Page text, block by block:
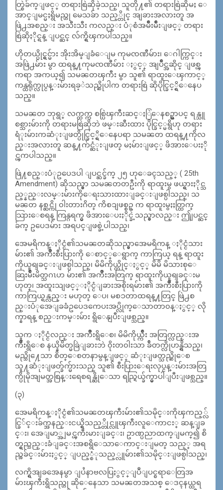
တ္စြဲခ်က္ျဖင့္ တရားစြဲဆိုခဲ့သည္၊ သူတို႔၏ တရားစြဲဆိုမႈ ေ
အာင္ျမင္မႈရွိမည္ဟု မေသခ်ာ သည့္တိုင္ အျခားအလားတူ အ
ဖြဲ႕အစည္း အသီးသီး ကလည္း ပံုစံအမ်ိဳးမ်ိဳးျဖင့္ တရား
စြဲဆိုႏိုင္ရန္ ျပင္ဆင္ လ်က္ရွိၾကပါသည္။
ဟိုတယ္ပိုင္ရွင္မ်ား အိုးအိမ္ျခံေျမ ကုမၸဏီမ်ား၊ ေဂါက္ကြင္း
အဖြဲ႕မ်ား မွာ ထရန္႔ကုမၸဏီမ်ား ႏွင့္ အျပိဳင္အဆိုင္ ျဖစ္ၾ
ကရာ အကယ္၍ သမၼတၾကီး မွာ သူ၏ ရာထူးေၾကာင့္
ကန္ထရိုက္လုပ္ငန္းမ်ားရခ့ဲသည္ဆိုပါက တရားစြဲ ဆိုပိုင္ခြင့္ရွိေနေပ
သည္။
သမၼတ ဘုရွ္ လက္ထက္က စစ္ပြဲၾကီးဆင္ႏြဲေနစဥ္မွာပင္ ရန္သူ
စစ္သားမ်ားကို တရားမစြဲဆိုဘဲ ဖမ္းဆီးထား ပိုင္ခြင့္မရွိဟု တရား
ရံုးမ်ားကဆံုးျဖတ္ပိုင္ခြင့္ရွိေနေပရာ သမၼတ ထရန္႔ကိုလ
ည္းအလားတူ ဆန္႔က်င္ဆံုးျဖတ္ မႈမ်ားျဖင့္ ဖိအားေပးႏို
င္ၾကပါသည္။
ဖြဲ႔စည္းပံုဥပေဒပါ ျပင္ဆင္ခ်က္ ၂၅ ဟုေခၚသည့္ ( 25th
Amendment) ဆိုသည္မွာ သမၼတတဦးကို ရာထူးမွ ဖယ္ရွားႏိုင္သ
ည့္နည္းလမ္းမ်ားကိုေရးသားထားျခင္းျဖစ္ပါသည္၊ သ
မၼတ နစ္ဆင္ကို ၀ါးတားဂိတ္ ကိစၥျဖစ္စဥ္ က ရာထူးမွႏႈတ္ထြက္
သြားေစရန္ ကြန္ဂရက္မွ ဖိအားေပးႏိုင္ခဲ့သည္မွာလည္း ဤျပင္ဆင္
ခ်က္ ဥပေဒမ်ား အရပင္ျဖစ္ခဲ့ပါသည္၊
အေမရိကန္ႏိုင္ငံ၏သမၼတဆိုသည္မွာအေမရိကန္ ႏိုင္ငံသား
မ်ား၏ အက်ိဳးစီးပြားကို ေစာင့္ေရွာက္ ကာကြယ္ ရန္ ရာထူး
ကိုယူရျခင္းျဖစ္ပါသည္၊ မိမိကိုယ္တိုင္ႏွင့္ မိမိ မိသားစုေ
ဆြးမ်ိဳးမိတ္သဂၤဟ မ်ား၏ အက်ိဳးအတြက္ ရာထူးကိုယူရျခင္းမ
ဟုတ္၊ အထူးသျဖင့္ႏိုင္ငံျခားအစိုးရမ်ား၏ အက်ိဳးစီးပြားကို
ကာကြယ္ရန္လည္း မဟုတ္ ေပ၊ မစၥတာထရန္႔တြင္ ဖြဲ႕စ
ည္းပံုအေျခခံဥပေဒကေပးအပ္လိုက္ေသာတာ၀န္ႏွင့္ လို
က္နာရန္ စည္းကမ္းမ်ား ရွိေနျပီးျဖစ္သည္။
သူက ႏိုင္ငံလည္း အက်ိဳးရွိေစ၊ မိမိကိုယ္က်ိဳး အတြက္လည္းအ
က်ိဳးရွိေစ နယ္နိမိတ္မခြဲျခားဘဲ ၀ိုးတ၀ါးသာ ခ်ီတက္လိုဟန္ရွိသည္၊
မည္သို႔ေသာ စိတ္ေစတနာမွန္ျဖင့္ ဆံုးျဖတ္သည္ဆိုေစ
သူ႔ဆံုးျဖတ္ခ်က္မ်ားသည္ သူ၏ စီးပြားေရးလုပ္ငန္းမ်ားအတြ
က္ပိုမိုအျမတ္အစြန္းရေစရန္ဆိုေသာ ရည္ရြယ္ခ်က္မွာပါျပီးျဖစ္သည္။
(၃)
အေမရိကန္ႏိုင္ငံ၏သမၼတၾကီးမ်ား၏သမိုင္းကိုၾကည့္လ်
င္ခြ်င္းခ်က္အနည္းငယ္ရွိသည့္တိုင္လူၾကီးလူေကာငး္ ဆန္ျခ
င္း၊ အေျမာ္အျမင္ၾကီးမားျခင္း၊ ဥာဏ္ပညာထက္ျမက္၍ စိ
တ္ရွည္သည္းခံျခင္းအစရွိေသာေကာင္းျမတ္ သည့္ အရ
ည္အခ်င္းမ်ားႏွင့္ ျပည့္စံုသည့္လူမ်ား၏သမိုင္းျဖစ္ပါသည္၊
လက္ရွိအျခအေနမွာ ျပႆနာဗလပြႏွင့္ျပဳျပင္စရာေတြအ
မ်ားၾကီးရွိသည္ဟု ဆိုေနေသာ သမၼတအသစ္ ေဒၚနယ္ထရ